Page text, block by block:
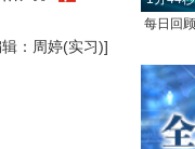
：周婷(实习)]
每日回